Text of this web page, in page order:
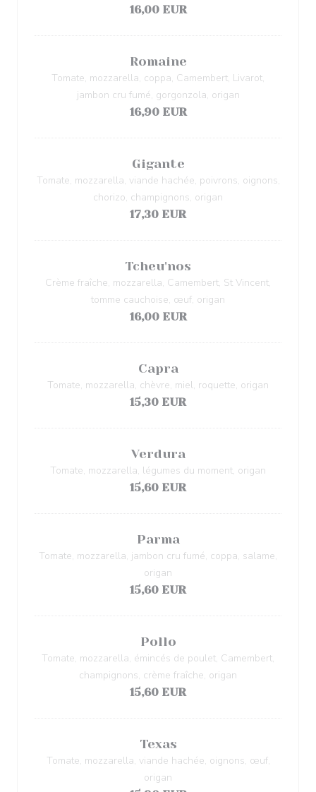
16,00 EUR
Romaine
Tomate, mozzarella, coppa, Camembert, Livarot,
jambon cru fumé, gorgonzola, origan
16,90 EUR
Gigante
Tomate, mozzarella, viande hachée, poivrons, oignons,
chorizo, champignons, origan
17,30 EUR
Tcheu'nos
Crème fraîche, mozzarella, Camembert, St Vincent,
tomme cauchoise, œuf, origan
16,00 EUR
Capra
Tomate, mozzarella, chèvre, miel, roquette, origan
15,30 EUR
Verdura
Tomate, mozzarella, légumes du moment, origan
15,60 EUR
Parma
Tomate, mozzarella, jambon cru fumé, coppa, salame,
origan
15,60 EUR
Pollo
Tomate, mozzarella, émincés de poulet, Camembert,
champignons, crème fraîche, origan
15,60 EUR
Texas
Tomate, mozzarella, viande hachée, oignons, œuf,
origan